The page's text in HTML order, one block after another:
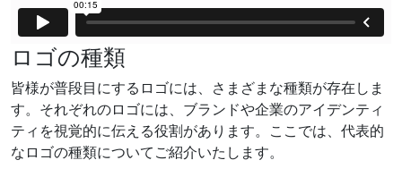
ロゴの種類
皆様が普段目にするロゴには、さまざまな種類が存在しま
す。それぞれのロゴには、ブランドや企業のアイデンティ
ティを視覚的に伝える役割があります。ここでは、代表的
なロゴの種類についてご紹介いたします。